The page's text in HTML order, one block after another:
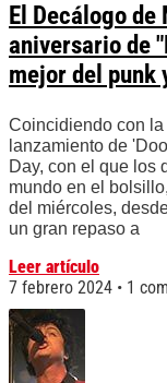
El Decálogo
aniversario de
mejor del punk
Coincidiendo con la
lanzamiento de
Day, con el que los
mundo en el
del miércoles,
un gran repaso a
Leer artículo
7 febrero 2024
1